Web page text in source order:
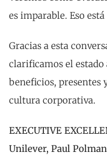
es imparable. Eso está
Gracias a esta
clarificamos el
beneficios, presentes
cultura corporativa.
EXECUTIVE
Unilever, Paul